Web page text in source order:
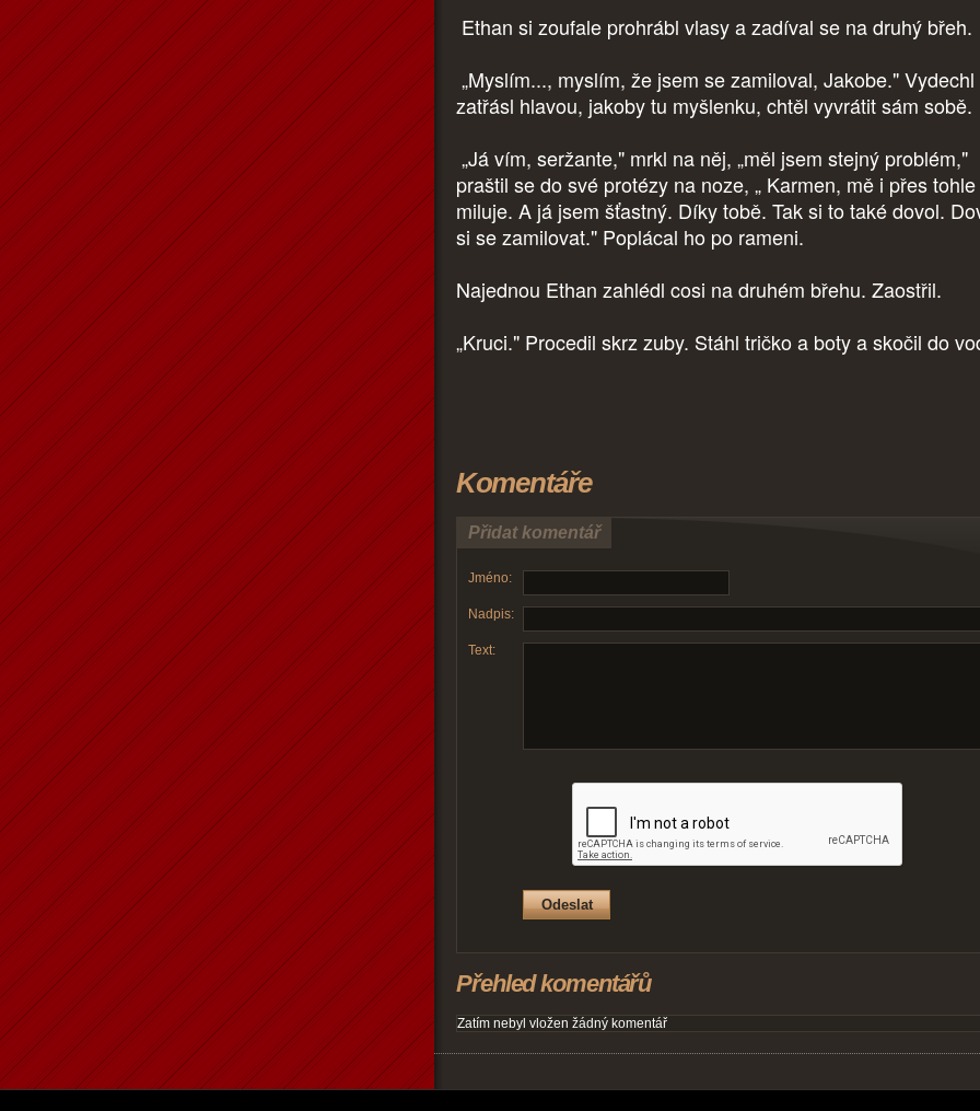
Ethan si zoufale prohrábl vlasy a zadíval se na druhý břeh.
„Myslím..., myslím, že jsem se zamiloval, Jakobe." Vydechl
zatřásl hlavou, jakoby tu myšlenku, chtěl vyvrátit sám sobě.
„Já vím, seržante," mrkl na něj, „měl jsem stejný problém,"
praštil se do své protézy na noze, „ Karmen, mě i přes tohle
miluje. A já jsem šťastný. Díky tobě. Tak si to také dovol.
si se zamilovat." Poplácal ho po rameni.
Najednou Ethan zahlédl cosi na druhém břehu. Zaostřil.
„Kruci." Procedil skrz zuby. Stáhl tričko a boty a skočil do
Komentáře
Přidat komentář
Jméno:
Nadpis:
Text:
Přehled komentářů
Zatím nebyl vložen žádný komentář